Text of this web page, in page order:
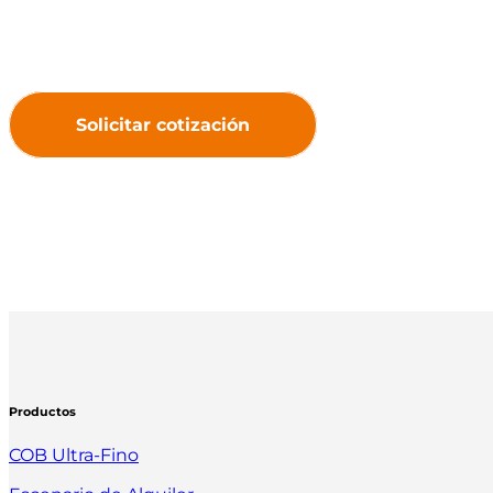
Solicitar cotización
Productos
COB Ultra-Fino